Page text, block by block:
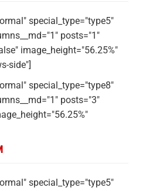
special_type="type5"
posts="1"
image_height="56.25%"
side"]
special_type="type8"
posts="3"
special_type="type5"